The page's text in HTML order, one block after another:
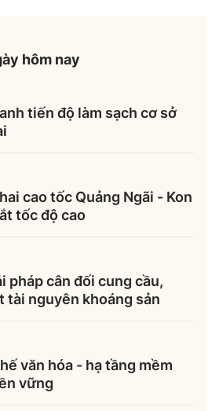
Xây dựng
hôm nay
tiến độ làm sạch cơ sở
cao tốc Quảng Ngãi - Kon
tốc độ cao
pháp cân đối cung cầu,
tài nguyên khoáng sản
văn hóa - hạ tầng mềm
vững